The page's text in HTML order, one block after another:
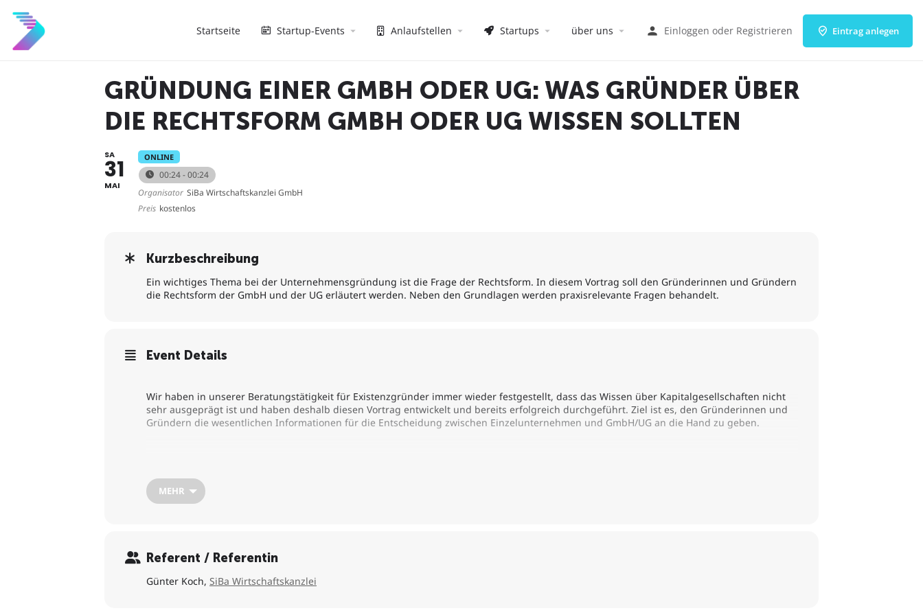
Startseite Startup-Events Anlaufstellen Startups über uns Einloggen oder Registrieren Eintrag anlegen
GRÜNDUNG EINER GMBH ODER UG: WAS GRÜNDER ÜBER
DIE RECHTSFORM GMBH ODER UG WISSEN SOLLTEN
SA
31
MAI
ONLINE
00:24 - 00:24
Organisator SiBa Wirtschaftskanzlei GmbH
Preis kostenlos
Kurzbeschreibung
Ein wichtiges Thema bei der Unternehmensgründung ist die Frage der Rechtsform. In diesem Vortrag soll den Gründerinnen und Gründern
die Rechtsform der GmbH und der UG erläutert werden. Neben den Grundlagen werden praxisrelevante Fragen behandelt.
Event Details
Wir haben in unserer Beratungstätigkeit für Existenzgründer immer wieder festgestellt, dass das Wissen über Kapitalgesellschaften nicht
sehr ausgeprägt ist und haben deshalb diesen Vortrag entwickelt und bereits erfolgreich durchgeführt. Ziel ist es, den Gründerinnen und
Gründern die wesentlichen Informationen für die Entscheidung zwischen Einzelunternehmen und GmbH/UG an die Hand zu geben.
Firmierung
MEHR
Referent / Referentin
Günter Koch, SiBa Wirtschaftskanzlei